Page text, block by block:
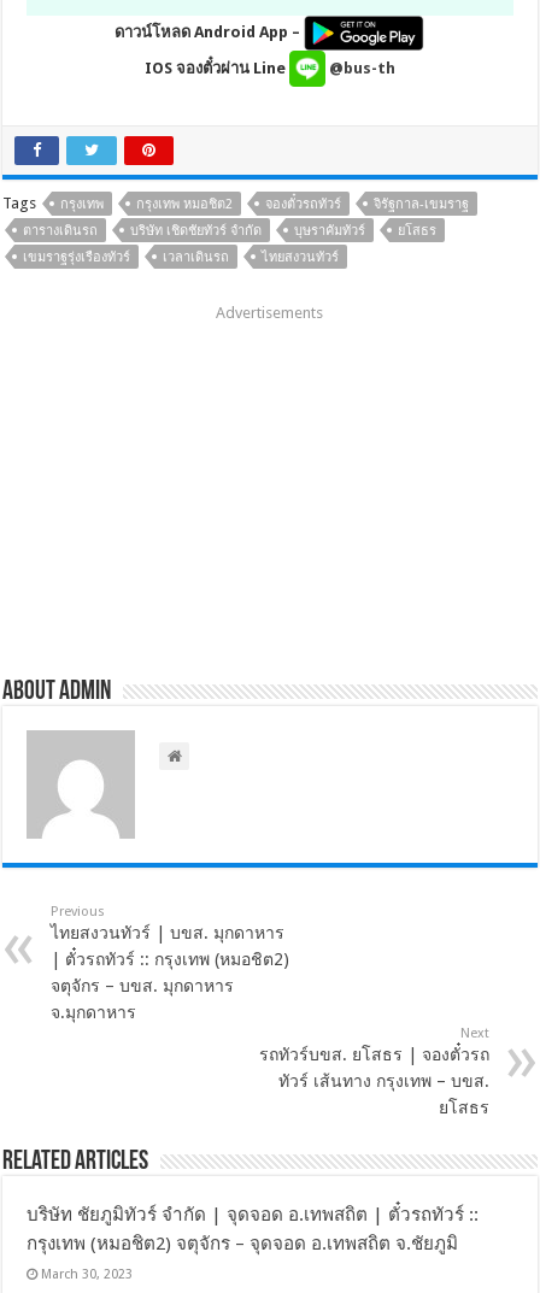
ดาวน์โหลด Android App –
IOS จองตั๋วผ่าน Line
@bus-th
Tags กรุงเทพ กรุงเทพ หมอชิต2 จองตั๋วรถทัวร์
จิรัฐกาล-เขมราฐ
ตารางเดินรถ
บริษัท เชิดชัยทัวร์ จำกัด บุษราคัมทัวร์
ยโสธร
เขมราฐรุ่งเรืองทัวร์
เวลาเดินรถ ไทยสงวนทัวร์
Advertisements
About admin
Previous
ไทยสงวนทัวร์ | บขส. มุกดาหาร
| ตั๋วรถทัวร์ :: กรุงเทพ (หมอชิต2)
จตุจักร – บขส. มุกดาหาร
จ.มุกดาหาร
Next
รถทัวร์บขส. ยโสธร | จองตั๋วรถ
ทัวร์ เส้นทาง กรุงเทพ – บขส.
ยโสธร
Related Articles
บริษัท ชัยภูมิทัวร์ จำกัด | จุดจอด อ.เทพสถิต | ตั๋วรถทัวร์ ::
กรุงเทพ (หมอชิต2) จตุจักร – จุดจอด อ.เทพสถิต จ.ชัยภูมิ
March 30, 2023